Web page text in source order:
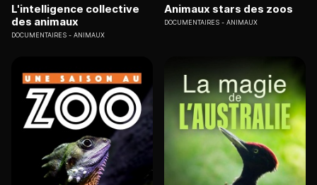
L'intelligence collective
des animaux
DOCUMENTAIRES ANIMAUX
Animaux stars des zoos
DOCUMENTAIRES ANIMAUX